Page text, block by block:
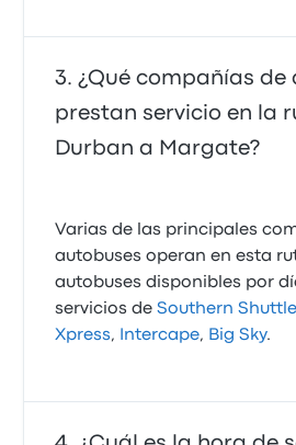
¿Qué compañías de
prestan servicio en la
Durban a Margate?
Varias de las principales
autobuses operan en esta
autobuses disponibles por
servicios deSouthern Shuttle
Xpress, Intercape, Big Sky.